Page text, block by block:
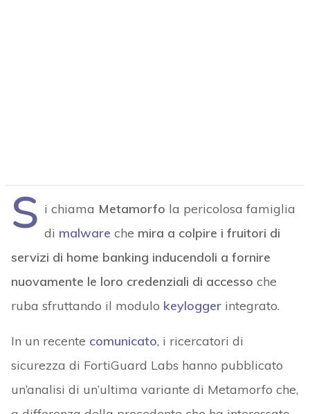
S i chiama Metamorfo la pericolosa famiglia
di malware che mira a colpire i fruitori di
servizi di home banking inducendoli a fornire
nuovamente le loro credenziali di accesso che
ruba sfruttando il modulo keyloggerintegrato.
In un recente comunicato, i ricercatori di
sicurezza di FortiGuard Labs hanno pubblicato
un’analisi di un’ultima variante di Metamorfo che,